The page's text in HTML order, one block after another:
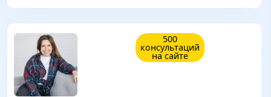
500
консультаций
на сайте